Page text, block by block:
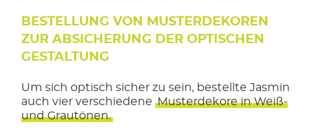
BESTELLUNG VON MUSTERDEKOREN
ZUR ABSICHERUNG DER OPTISCHEN
GESTALTUNG
Um sich optisch sicher zu sein, bestellte Jasmin
auch vier verschiedene Musterdekore in Weiß-
und Grautönen.